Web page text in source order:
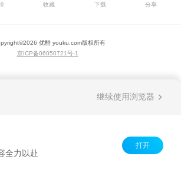
收藏 下载 分享
2026 优酷 youku.com版权所有
京ICP备06050721号-1
继续使用浏览器
全力以赴
打开